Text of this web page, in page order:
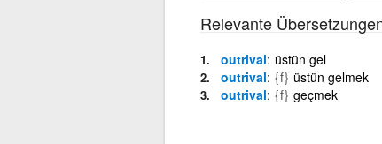
Relevante
outrival üstün gel
outrival {f} üstün gelmek
outrival {f} geçmek